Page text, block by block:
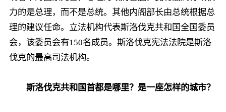
力的是总理，而不是总统。其他内阁部长由总统根据总
理的建议任命。立法机构代表斯洛伐克共和国全国委员
会，该委员会有150名成员。斯洛伐克宪法法院是斯洛
伐克的最高司法机构。
斯洛伐克共和国首都是哪里？是一座怎样的城市？